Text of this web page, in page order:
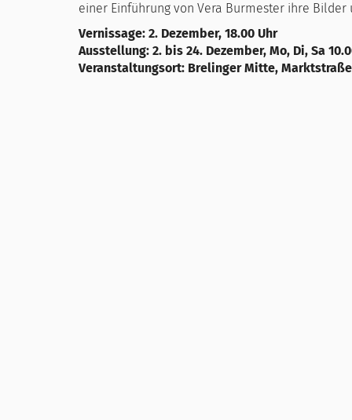
einer Einführung von Vera Burmester ihre Bilder
Vernissage: 2. Dezember, 18.00 Uhr
Ausstellung: 2. bis 24. Dezember, Mo, Di, Sa
Veranstaltungsort: Brelinger Mitte,